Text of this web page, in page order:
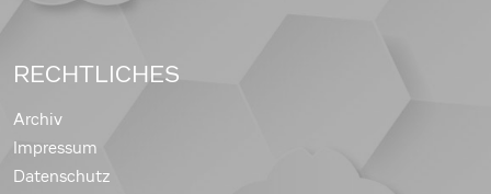
RECHTLICHES
Archiv
Impressum
Datenschutz